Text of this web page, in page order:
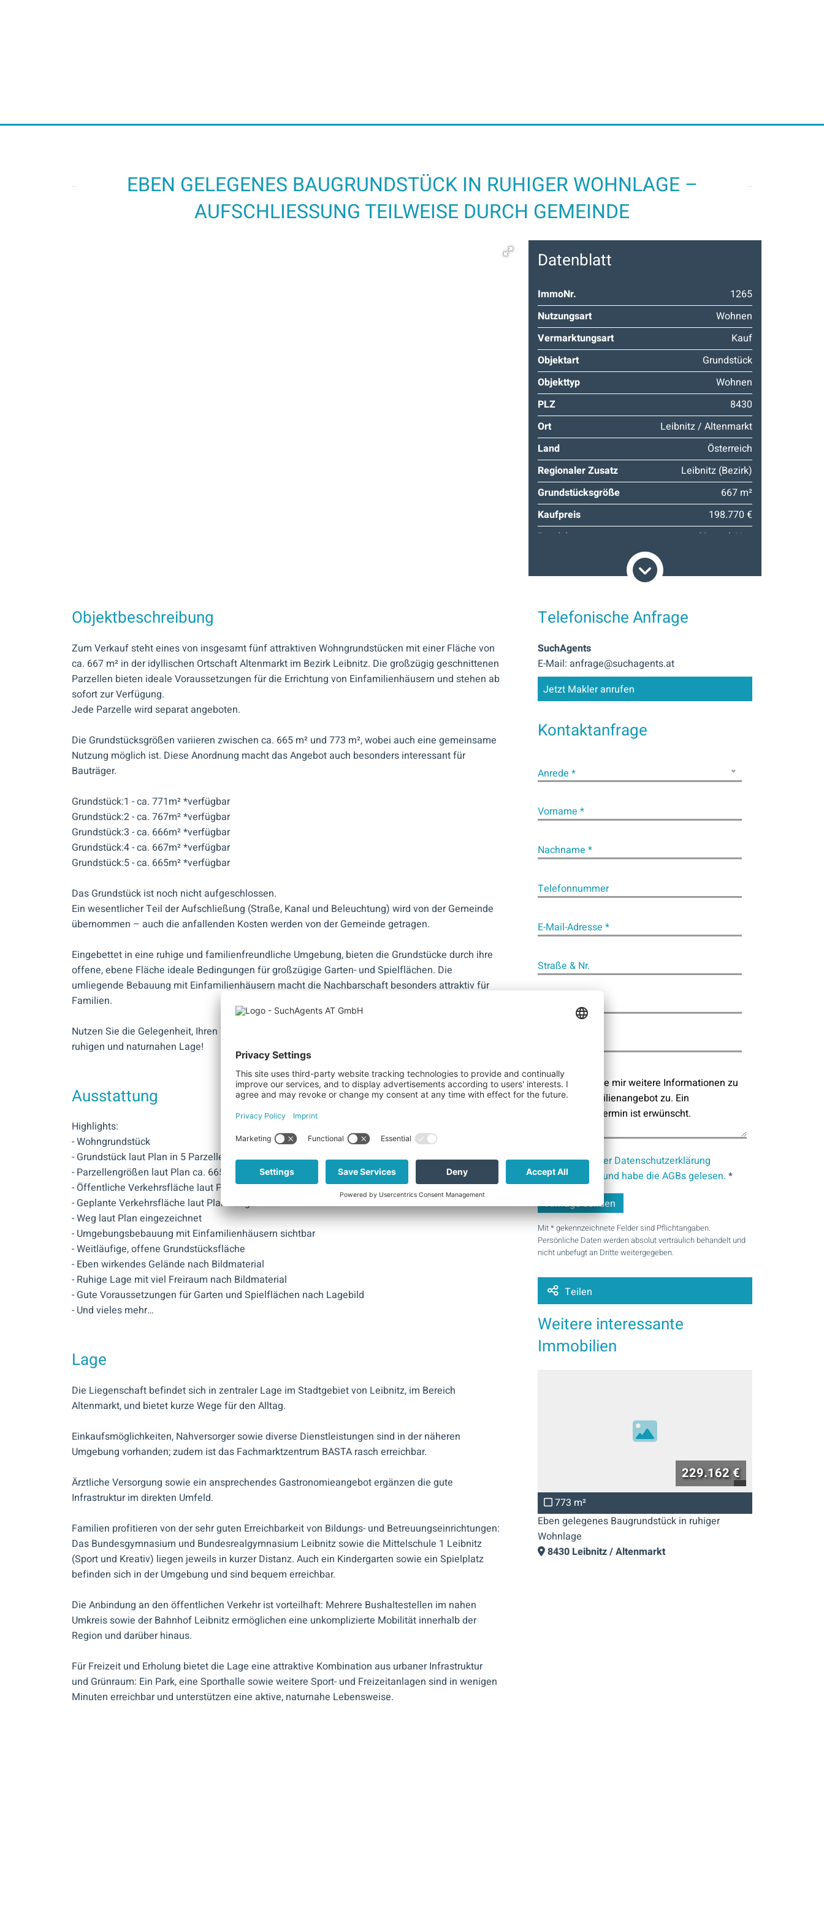
EBEN GELEGENES BAUGRUNDSTÜCK IN RUHIGER WOHNLAGE –
AUFSCHLIESSUNG TEILWEISE DURCH GEMEINDE
Datenblatt
ImmoNr.
1265
Nutzungsart
Wohnen
Vermarktungsart
Kauf
Objektart
Grundstück
Objekttyp
Wohnen
PLZ
8430
Ort
Leibnitz / Altenmarkt
Land
Österreich
Regionaler Zusatz
Leibnitz (Bezirk)
Grundstücksgröße
667 m²
Kaufpreis
198.770 €
Provision
2% zzgl. Ust.
Erläuterung Provision
Alle Angaben in diesem
Dokument sind ohne
sich ohne Nebenkosten.
wir Ihnen beim Erwerb
2 % vom Kaufpreis zzgl.
Objektbeschreibung
Zum Verkauf steht eines von insgesamt fünf attraktiven Wohngrundstücken mit einer Fläche von
ca. 667 m² in der idyllischen Ortschaft Altenmarkt im Bezirk Leibnitz. Die großzügig geschnittenen
Parzellen bieten ideale Voraussetzungen für die Errichtung von Einfamilienhäusern und stehen ab
sofort zur Verfügung.
Jede Parzelle wird separat angeboten.
Die Grundstücksgrößen variieren zwischen ca. 665 m² und 773 m², wobei auch eine gemeinsame
Nutzung möglich ist. Diese Anordnung macht das Angebot auch besonders interessant für
Bauträger.
Grundstück:1 - ca. 771m² *verfügbar
Grundstück:2 - ca. 767m² *verfügbar
Grundstück:3 - ca. 666m² *verfügbar
Grundstück:4 - ca. 667m² *verfügbar
Grundstück:5 - ca. 665m² *verfügbar
Das Grundstück ist noch nicht aufgeschlossen.
Ein wesentlicher Teil der Aufschließung (Straße, Kanal und Beleuchtung) wird von der Gemeinde
übernommen – auch die anfallenden Kosten werden von der Gemeinde getragen.
Eingebettet in eine ruhige und familienfreundliche Umgebung, bieten die Grundstücke durch ihre
offene, ebene Fläche ideale Bedingungen für großzügige Garten- und Spielflächen. Die
umliegende Bebauung mit Einfamilienhäusern macht die Nachbarschaft besonders attraktiv für
Familien.
Nutzen Sie die Gelegenheit, Ihren Traum von einem eigenen Heim zu verwirklichen – in dieser
ruhigen und naturnahen Lage!
Ausstattung
Highlights:
- Wohngrundstück
- Grundstück laut Plan in 5 Parzellen dargestellt
- Parzellengrößen laut Plan ca. 665 m² bis ca. 773 m²
- Öffentliche Verkehrsfläche laut Plan vorgesehen
- Geplante Verkehrsfläche laut Plan ausgewiesen
- Weg laut Plan eingezeichnet
- Umgebungsbebauung mit Einfamilienhäusern sichtbar
- Weitläufige, offene Grundstücksfläche
- Eben wirkendes Gelände nach Bildmaterial
- Ruhige Lage mit viel Freiraum nach Bildmaterial
- Gute Voraussetzungen für Garten und Spielflächen nach Lagebild
- Und vieles mehr…
Lage
Die Liegenschaft befindet sich in zentraler Lage im Stadtgebiet von Leibnitz, im Bereich
Altenmarkt, und bietet kurze Wege für den Alltag.
Einkaufsmöglichkeiten, Nahversorger sowie diverse Dienstleistungen sind in der näheren
Umgebung vorhanden; zudem ist das Fachmarktzentrum BASTA rasch erreichbar.
Ärztliche Versorgung sowie ein ansprechendes Gastronomieangebot ergänzen die gute
Infrastruktur im direkten Umfeld.
Familien profitieren von der sehr guten Erreichbarkeit von Bildungs- und Betreuungseinrichtungen:
Das Bundesgymnasium und Bundesrealgymnasium Leibnitz sowie die Mittelschule 1 Leibnitz
(Sport und Kreativ) liegen jeweils in kurzer Distanz. Auch ein Kindergarten sowie ein Spielplatz
befinden sich in der Umgebung und sind bequem erreichbar.
Die Anbindung an den öffentlichen Verkehr ist vorteilhaft: Mehrere Bushaltestellen im nahen
Umkreis sowie der Bahnhof Leibnitz ermöglichen eine unkomplizierte Mobilität innerhalb der
Region und darüber hinaus.
Für Freizeit und Erholung bietet die Lage eine attraktive Kombination aus urbaner Infrastruktur
und Grünraum: Ein Park, eine Sporthalle sowie weitere Sport- und Freizeitanlagen sind in wenigen
Minuten erreichbar und unterstützen eine aktive, naturnahe Lebensweise.
Telefonische Anfrage
SuchAgents
E-Mail: anfrage@suchagents.at
Jetzt Makler anrufen
Kontaktanfrage
Anrede *
Vorname *
Nachname *
Telefonnummer
E-Mail-Adresse *
Straße & Nr.
Postleitzahl
Nachricht
Ich bin mit der Datenschutzerklärung
einverstanden
und habe die AGBs gelesen. *
Mit * gekennzeichnete Felder sind Pflichtangaben.
Persönliche Daten werden absolut vertraulich behandelt und
nicht unbefugt an Dritte weitergegeben.
Teilen
Weitere interessante
Immobilien
767 m²
Eben gelegenes Baugrundstück in ruhiger
Wohnlage
8430Leibnitz / Altenmarkt
Eben gelegenes Baugrundstück in ruhiger
Wohnlage
8430Leibnitz / Altenmarkt
229.162 €
773 m²
Eben gelegenes Baugrundstück in ruhiger
Wohnlage
8430 Leibnitz / Altenmarkt